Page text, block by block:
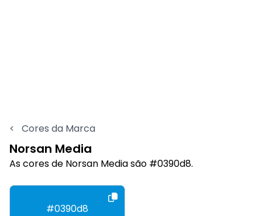
< Cores da Marca
Norsan Media
As cores de Norsan Media são #0390d8.
#0390d8